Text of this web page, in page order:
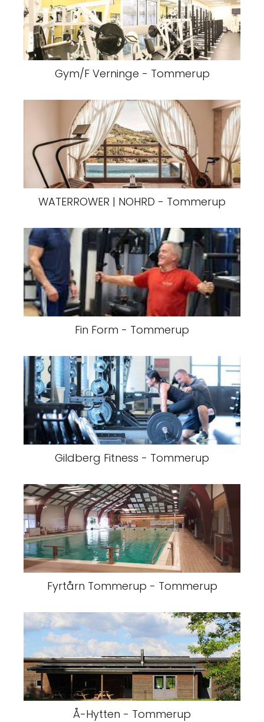
Gym/F Verninge - Tommerup
WATERROWER | NOHRD - Tommerup
Fin Form - Tommerup
Gildberg Fitness - Tommerup
Fyrtårn Tommerup - Tommerup
Å-Hytten - Tommerup